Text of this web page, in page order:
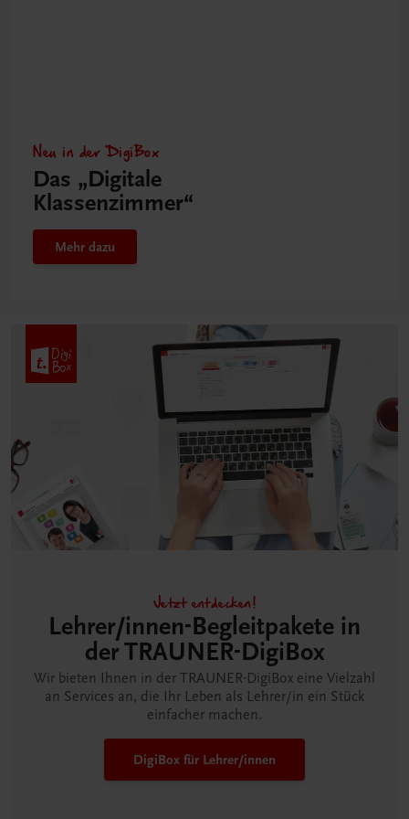
Neu in der DigiBox
Das „Digitale
Klassenzimmer“
Mehr dazu
Jetzt entdecken!
Lehrer/innen-Begleitpakete in
der TRAUNER-DigiBox
Wir bieten Ihnen in der TRAUNER-DigiBox eine Vielzahl
an Services an, die Ihr Leben als Lehrer/in ein Stück
einfacher machen.
DigiBox für Lehrer/innen